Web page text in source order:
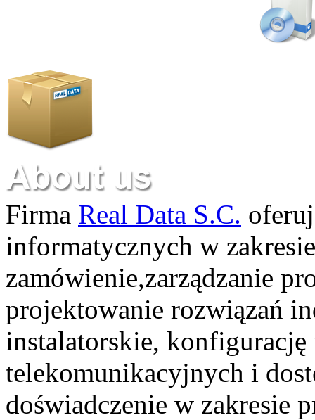
Firma Real Data S.C.
informatycznych w
zamówienie,zarządzanie
projektowanie rozwiązań
instalatorskie,
telekomunikacyjnych i
doświadczenie w zakresie